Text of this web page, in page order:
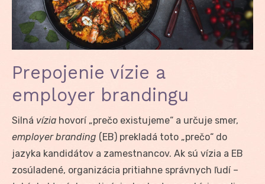
Prepojenie vízie a
employer brandingu
Silná vízia hovorí „prečo existujeme“ a určuje smer,
employer branding (EB) prekladá toto „prečo“ do
jazyka kandidátov a zamestnancov. Ak sú vízia a EB
zosúladené, organizácia pritiahne správnych ľudí –